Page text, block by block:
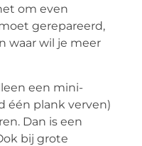
om even
gerepareerd,
waar wil je meer
een mini-
één plank verven)
Dan is een
bij grote